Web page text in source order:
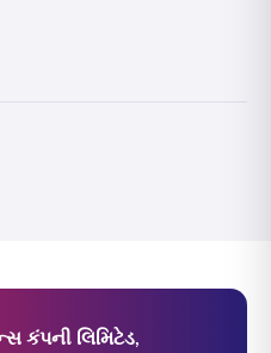
કંપની લિમિટેડ,